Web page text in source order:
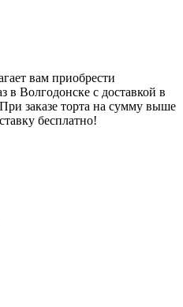
вам приобрести
в Волгодонске с доставкой в
заказе торта на сумму выше
бесплатно!